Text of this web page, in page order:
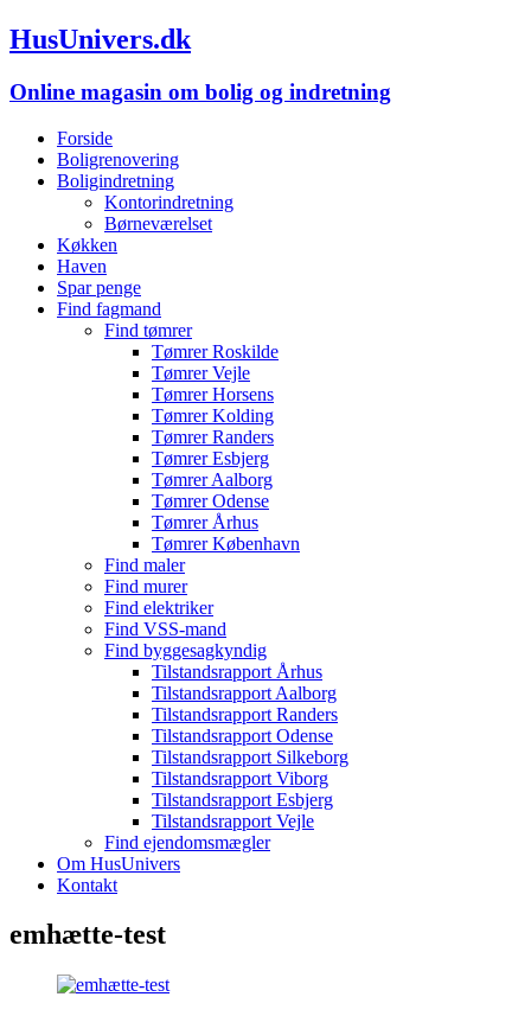
HusUnivers.dk
Online magasin om bolig og indretning
Forside
Boligrenovering
Boligindretning
Kontorindretning
Børneværelset
Køkken
Haven
Spar penge
Find fagmand
Find tømrer
Tømrer Roskilde
Tømrer Vejle
Tømrer Horsens
Tømrer Kolding
Tømrer Randers
Tømrer Esbjerg
Tømrer Aalborg
Tømrer Odense
Tømrer Århus
Tømrer København
Find maler
Find murer
Find elektriker
Find VSS-mand
Find byggesagkyndig
Tilstandsrapport Århus
Tilstandsrapport Aalborg
Tilstandsrapport Randers
Tilstandsrapport Odense
Tilstandsrapport Silkeborg
Tilstandsrapport Viborg
Tilstandsrapport Esbjerg
Tilstandsrapport Vejle
Find ejendomsmægler
Om HusUnivers
Kontakt
emhætte-test